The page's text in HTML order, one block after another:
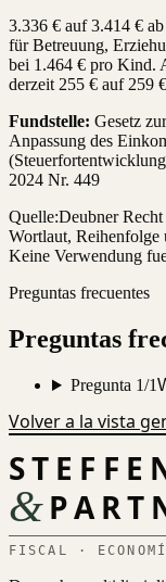
3.336 € auf 3.414 €
für Betreuung,
bei 1.464 € pro Kind.
derzeit 255 € auf 259
Fundstelle: Gesetz
Anpassung des
2024 Nr. 449
Quelle:Deubner
Wortlaut, Reihenfolge
Keine Verwendung
Preguntas frecuentes
Preguntas
Pregunta 1/1
Volver a la vista
&
FISCAL ·